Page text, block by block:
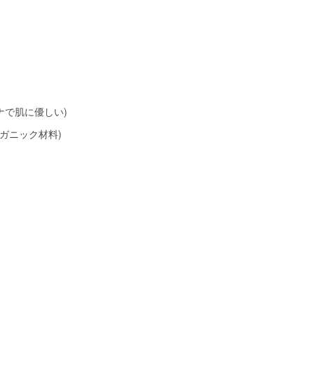
で肌に優しい)
ニック材料)